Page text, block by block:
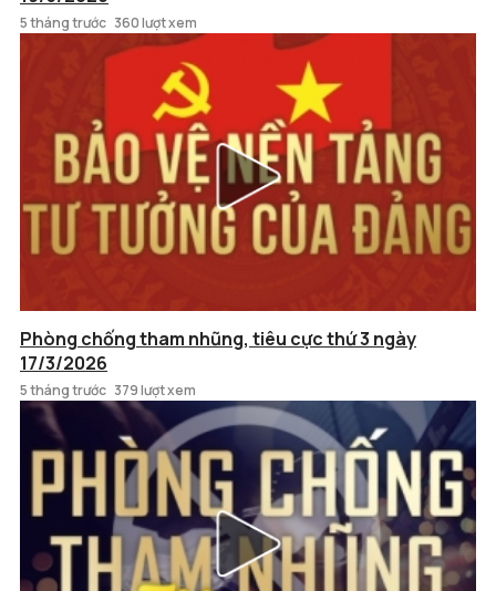
5 tháng trước 360 lượt xem
Phòng chống tham nhũng, tiêu cực thứ 3 ngày
17/3/2026
5 tháng trước 379 lượt xem